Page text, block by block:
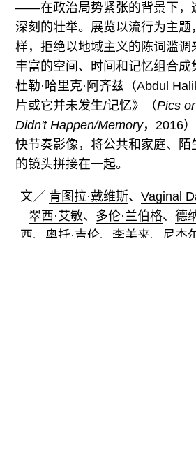
——在政治局势紧张的背景下，
深刻的壮举。展览以流行为主题
样，拒绝以地域主义的陈词滥调
丰富的空间、时间和记忆组合成
杜勒·哈里克·阿齐兹（Abdul
片或它并未发生/记忆》（Pics
Didn'tHappen/Memory，2016
快节奏影像，将公共和家庭、陌
的镜头拼接在一起。
文／ 肯图拉·戴维斯、 Vaginal
翠西·艾敏、 多伦·兰伯格、 德
西、 奥托·吉伦、 李美来、 尼杰